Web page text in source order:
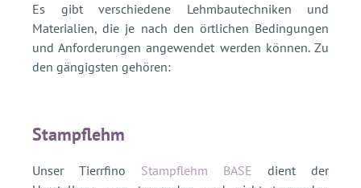
Es gibt verschiedene Lehmbautechniken und
Materialien, die je nach den örtlichen Bedingungen
und Anforderungen angewendet werden können. Zu
den gängigsten gehören:
Stampflehm
Unser Tierrfino Stampflehm BASE dient der